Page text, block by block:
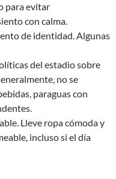
para evitar
con calma.
de identidad. Algunas
del estadio sobre
no se
paraguas con
Lleve ropa cómoda y
incluso si el día